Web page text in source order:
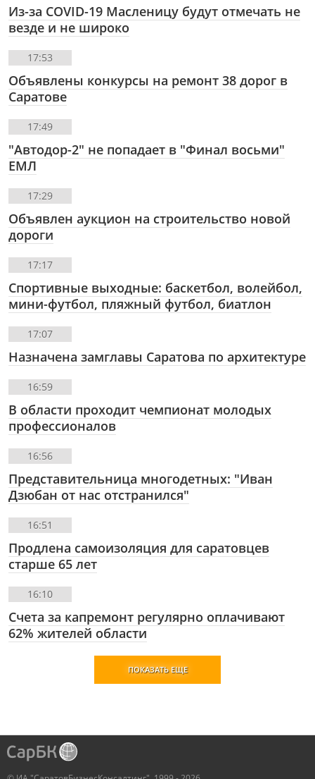
Из-за COVID-19 Масленицу будут отмечать не
везде и не широко
17:53
Объявлены конкурсы на ремонт 38 дорог в
Саратове
17:49
"Автодор-2" не попадает в "Финал восьми"
ЕМЛ
17:29
Объявлен аукцион на строительство новой
дороги
17:17
Спортивные выходные: баскетбол, волейбол,
мини-футбол, пляжный футбол, биатлон
17:07
Назначена замглавы Саратова по архитектуре
16:59
В области проходит чемпионат молодых
профессионалов
16:56
Представительница многодетных: "Иван
Дзюбан от нас отстранился"
16:51
Продлена самоизоляция для саратовцев
старше 65 лет
16:10
Счета за капремонт регулярно оплачивают
62% жителей области
ПОКАЗАТЬ ЕЩЕ